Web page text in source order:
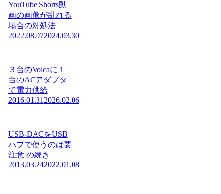
YouTube Shorts動
画の画像が乱れる
場合の対処法
2022.08.072024.03.30
３台のVolcaに１
台のACアダプタ
で電力供給
2016.01.31 2026.02.06
USB-DACをUSB
ハブで使うのは要
注意 の続き
2013.03.242022.01.08